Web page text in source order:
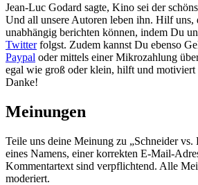
Jean-Luc Godard sagte, Kino sei der
Und all unsere Autoren leben ihn. Hilf
unabhängig berichten können, indem Du
Twitterfolgst. Zudem kannst Du ebenso
Paypal oder mittels einer Mikrozahlung
egal wie groß oder klein, hilft und motiviert
Danke!
Meinungen
Teile uns deine Meinung zu „Schneider
eines Namens, einer korrekten E-Mail-
Kommentartext sind verpflichtend. Alle
moderiert.